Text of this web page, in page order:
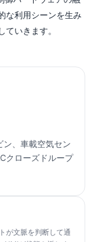
な利用シーンを生み
いきます。
、車載空気セン
クローズドループ
が文脈を判断して通